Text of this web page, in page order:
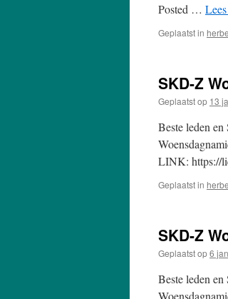
Posted …
Geplaatst in
SKD-Z
Geplaatst op 13
Beste leden
LINK: https://
Geplaatst in
SKD-Z
Geplaatst op6
Beste leden